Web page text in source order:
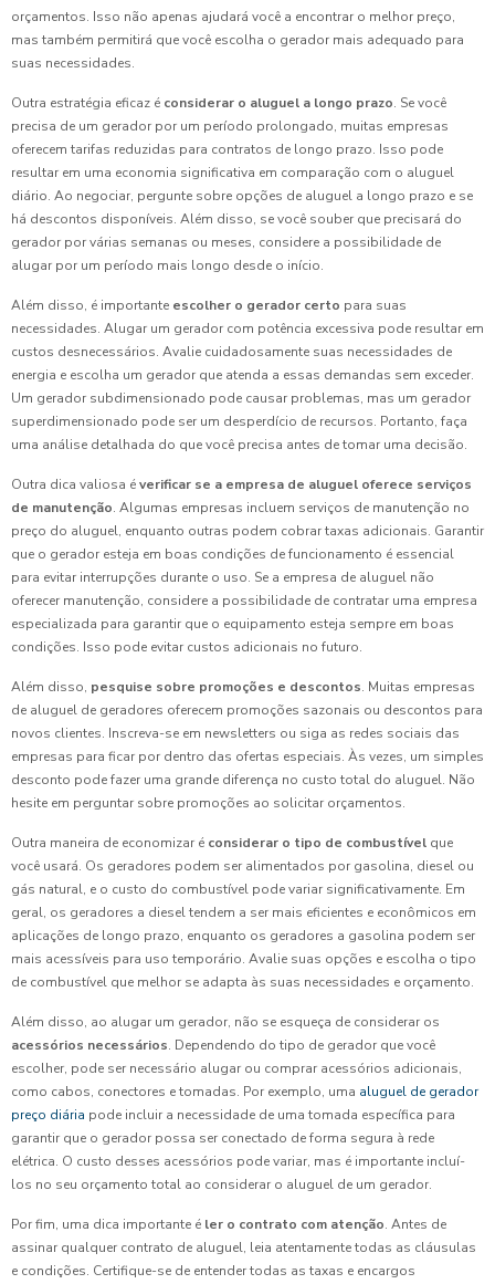
orçamentos. Isso não apenas ajudará você a encontrar o melhor preço,
mas também permitirá que você escolha o gerador mais adequado para
suas necessidades.
Outra estratégia eficaz é considerar o aluguel a longo prazo. Se você
precisa de um gerador por um período prolongado, muitas empresas
oferecem tarifas reduzidas para contratos de longo prazo. Isso pode
resultar em uma economia significativa em comparação com o aluguel
diário. Ao negociar, pergunte sobre opções de aluguel a longo prazo e se
há descontos disponíveis. Além disso, se você souber que precisará do
gerador por várias semanas ou meses, considere a possibilidade de
alugar por um período mais longo desde o início.
Além disso, é importante escolher o gerador certo para suas
necessidades. Alugar um gerador com potência excessiva pode resultar em
custos desnecessários. Avalie cuidadosamente suas necessidades de
energia e escolha um gerador que atenda a essas demandas sem exceder.
Um gerador subdimensionado pode causar problemas, mas um gerador
superdimensionado pode ser um desperdício de recursos. Portanto, faça
uma análise detalhada do que você precisa antes de tomar uma decisão.
Outra dica valiosa éverificar se a empresa de aluguel oferece serviços
de manutenção. Algumas empresas incluem serviços de manutenção no
preço do aluguel, enquanto outras podem cobrar taxas adicionais. Garantir
que o gerador esteja em boas condições de funcionamento é essencial
para evitar interrupções durante o uso. Se a empresa de aluguel não
oferecer manutenção, considere a possibilidade de contratar uma empresa
especializada para garantir que o equipamento esteja sempre em boas
condições. Isso pode evitar custos adicionais no futuro.
Além disso, pesquise sobre promoções e descontos. Muitas empresas
de aluguel de geradores oferecem promoções sazonais ou descontos para
novos clientes. Inscreva-se em newsletters ou siga as redes sociais das
empresas para ficar por dentro das ofertas especiais. Às vezes, um simples
desconto pode fazer uma grande diferença no custo total do aluguel. Não
hesite em perguntar sobre promoções ao solicitar orçamentos.
Outra maneira de economizar é considerar o tipo de combustível que
você usará. Os geradores podem ser alimentados por gasolina, diesel ou
gás natural, e o custo do combustível pode variar significativamente. Em
geral, os geradores a diesel tendem a ser mais eficientes e econômicos em
aplicações de longo prazo, enquanto os geradores a gasolina podem ser
mais acessíveis para uso temporário. Avalie suas opções e escolha o tipo
de combustível que melhor se adapta às suas necessidades e orçamento.
Além disso, ao alugar um gerador, não se esqueça de considerar os
acessórios necessários. Dependendo do tipo de gerador que você
escolher, pode ser necessário alugar ou comprar acessórios adicionais,
como cabos, conectores e tomadas. Por exemplo, uma aluguel de gerador
preço diária pode incluir a necessidade de uma tomada específica para
garantir que o gerador possa ser conectado de forma segura à rede
elétrica. O custo desses acessórios pode variar, mas é importante incluí-
los no seu orçamento total ao considerar o aluguel de um gerador.
Por fim, uma dica importante é ler o contrato com atenção. Antes de
assinar qualquer contrato de aluguel, leia atentamente todas as cláusulas
e condições. Certifique-se de entender todas as taxas e encargos